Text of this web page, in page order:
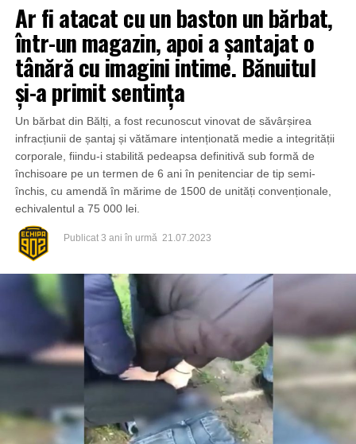
Ar fi atacat cu un baston un bărbat,
într-un magazin, apoi a șantajat o
tânără cu imagini intime. Bănuitul
și-a primit sentința
Un bărbat din Bălți, a fost recunoscut vinovat de săvârșirea
infracțiunii de șantaj și vătămare intenționată medie a integrității
corporale, fiindu-i stabilită pedeapsa definitivă sub formă de
închisoare pe un termen de 6 ani în penitenciar de tip semi-
închis, cu amendă în mărime de 1500 de unități convenționale,
echivalentul a 75 000 lei.
Publicat 3 ani în urmă 21.07.2023